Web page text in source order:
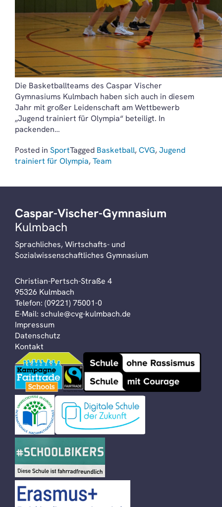
Die Basketballteams des Caspar Vischer
Gymnasiums Kulmbach haben sich auch in diesem
Jahr mit großer Leidenschaft am Wettbewerb
„Jugend trainiert für Olympia“ beteiligt. In
packenden…
Posted in SportTagged Basketball, CVG, Jugend
trainiert für Olympia, Team
Caspar-Vischer-Gymnasium
Kulmbach
Sprachliches, Wirtschafts- und
Sozialwissenschaftliches Gymnasium
Christian-Pertsch-Straße 4
95326 Kulmbach
Telefon: (09221) 75001-0
E-Mail: schule@cvg-kulmbach.de
Impressum
Datenschutz
Kontakt